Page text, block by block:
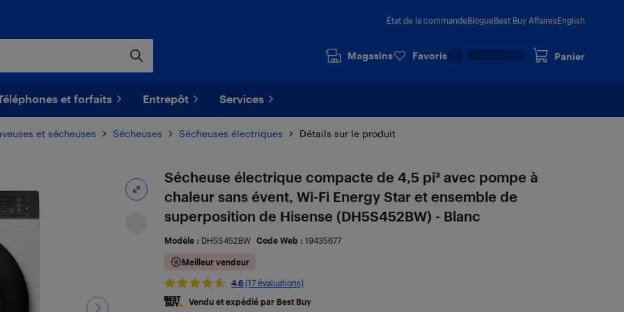
État de la commandeBlogueBest Buy AffairesEnglish
Magasins Favoris Panier
et forfaits Entrepôt Services
et sécheuses Sécheuses Sécheuses électriques Détails sur le produit
Sécheuse électrique compacte de 4,5 pi³ avec pompe à
chaleur sans évent, Wi-Fi Energy Star et ensemble de
superposition de Hisense (DH5S452BW) - Blanc
Modèle : DH5S452BW Code Web : 19435677
Meilleur vendeur
4.6 (17 évaluations)
Vendu et expédié par Best Buy